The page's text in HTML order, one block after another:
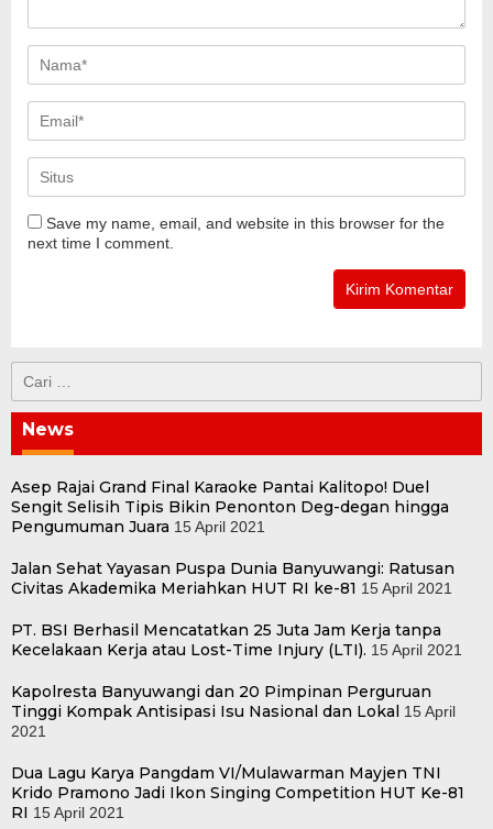
Save my name, email, and website in this browser for the
next time I comment.
untuk:
News
Asep Rajai Grand Final Karaoke Pantai Kalitopo! Duel
Sengit Selisih Tipis Bikin Penonton Deg-degan hingga
Pengumuman Juara 15 April 2021
Jalan Sehat Yayasan Puspa Dunia Banyuwangi: Ratusan
Civitas Akademika Meriahkan HUT RI ke-81 15 April 2021
PT. BSI Berhasil Mencatatkan 25 Juta Jam Kerja tanpa
Kecelakaan Kerja atau Lost-Time Injury (LTI). 15 April 2021
Kapolresta Banyuwangi dan 20 Pimpinan Perguruan
Tinggi Kompak Antisipasi Isu Nasional dan Lokal 15 April
2021
Dua Lagu Karya Pangdam VI/Mulawarman Mayjen TNI
Krido Pramono Jadi Ikon Singing Competition HUT Ke-81
RI 15 April 2021